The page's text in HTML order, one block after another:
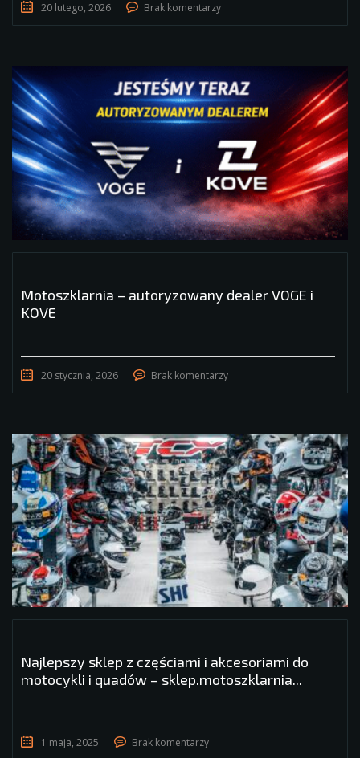
20 lutego, 2026 Brak komentarzy
Motoszklarnia – autoryzowany dealer VOGE i
KOVE
20 stycznia, 2026 Brak komentarzy
Najlepszy sklep z częściami i akcesoriami do
motocykli i quadów – sklep.motoszklarnia...
1 maja, 2025 Brak komentarzy